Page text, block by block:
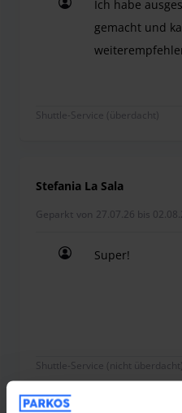
Ich habe
gemacht und
Shuttle-Service (überdacht)
Stefania La Sala
Geparkt von 27.07.26 bis
Super!
Shuttle-Service (nicht überdacht)